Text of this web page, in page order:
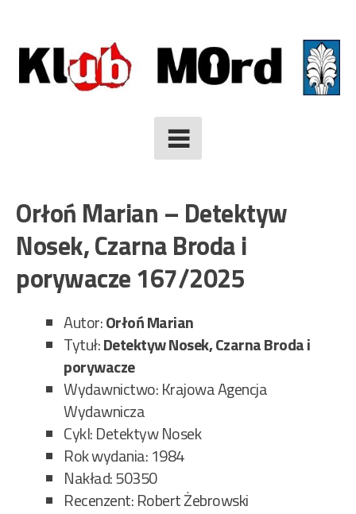
to
content
Orłoń Marian – Detektyw
Nosek, Czarna Broda i
porywacze 167/2025
Autor:Orłoń Marian
Tytuł:Detektyw Nosek, Czarna Broda i
porywacze
Wydawnictwo: Krajowa Agencja
Wydawnicza
Cykl: Detektyw Nosek
Rok wydania: 1984
Nakład: 50350
Recenzent: Robert Żebrowski